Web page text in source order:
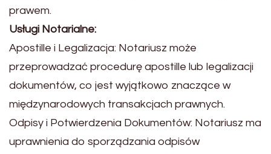
prawem.
Usługi Notarialne:
Apostille i Legalizacja: Notariusz może
przeprowadzać procedurę apostille lub legalizacji
dokumentów, co jest wyjątkowo znaczące w
międzynarodowych transakcjach prawnych.
Odpisy i Potwierdzenia Dokumentów: Notariusz ma
uprawnienia do sporządzania odpisów